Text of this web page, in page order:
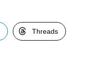
Threads